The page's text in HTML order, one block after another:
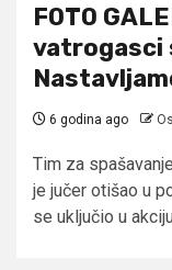
FOTO
vatrogasci
6 godina ago
Tim za
je jučer otišao u
se uključio u